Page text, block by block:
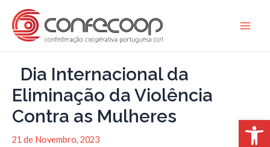
content
Dia Internacional da
Eliminação da Violência
Contra as Mulheres
21 de Novembro, 2023